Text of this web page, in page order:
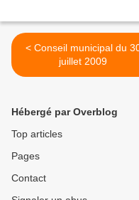
< Conseil municipal du 30
juillet 2009
Hébergé par Overblog
Top articles
Pages
Contact